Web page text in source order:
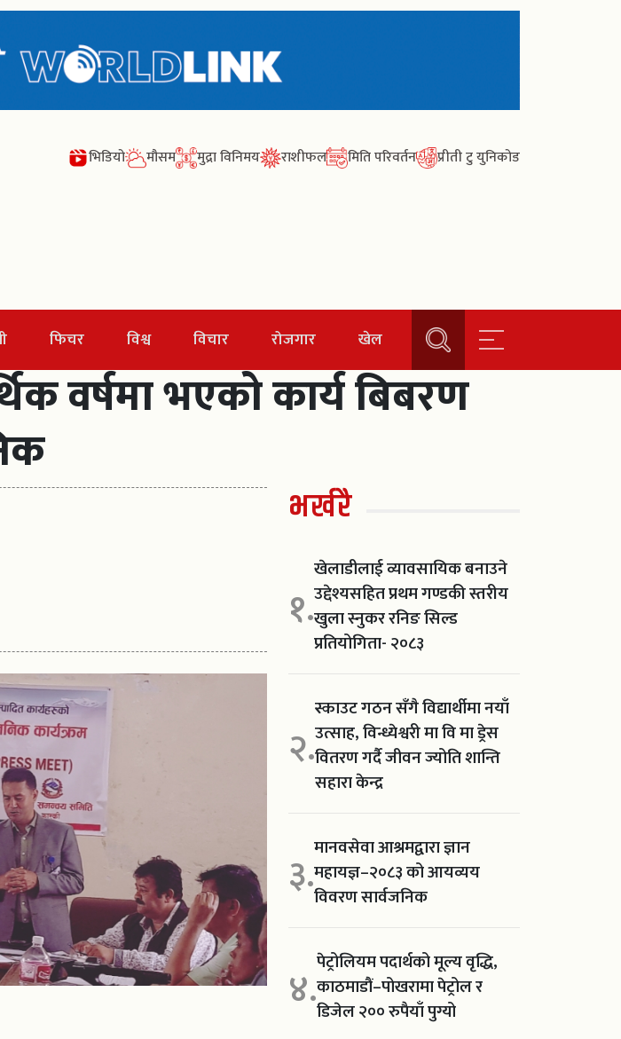
भिडियो मौसम मुद्रा विनिमय राशीफल मिति परिवर्तन प्रीती टु युनिकोड
फिचर विश्व विचार रोजगार खेल
वर्षमा भएको कार्य बिबरण
भर्खरै
१.
खेलाडीलाई व्यावसायिक बनाउने
उद्देश्यसहित प्रथम गण्डकी स्तरीय
खुला स्नुकर रनिङ सिल्ड
प्रतियोगिता- २०८३
२.
स्काउट गठन सँगै विद्यार्थीमा नयाँ
उत्साह, विन्ध्येश्वरी मा वि मा ड्रेस
वितरण गर्दै जीवन ज्योति शान्ति
सहारा केन्द्र
३.मानवसेवा आश्रमद्वारा ज्ञान
महायज्ञ–२०८३ को आयव्यय
विवरण सार्वजनिक
४.पेट्रोलियम पदार्थको मूल्य वृद्धि,
काठमाडौं–पोखरामा पेट्रोल र
डिजेल २०० रुपैयाँ पुग्यो